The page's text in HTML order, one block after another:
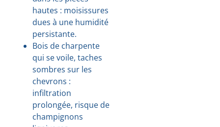
hautes : moisissures
dues à une humidité
persistante.
Bois de charpente
qui se voile, taches
sombres sur les
chevrons :
infiltration
prolongée, risque de
champignons